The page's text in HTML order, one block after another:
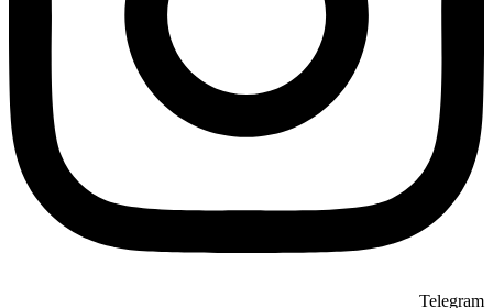
Telegram